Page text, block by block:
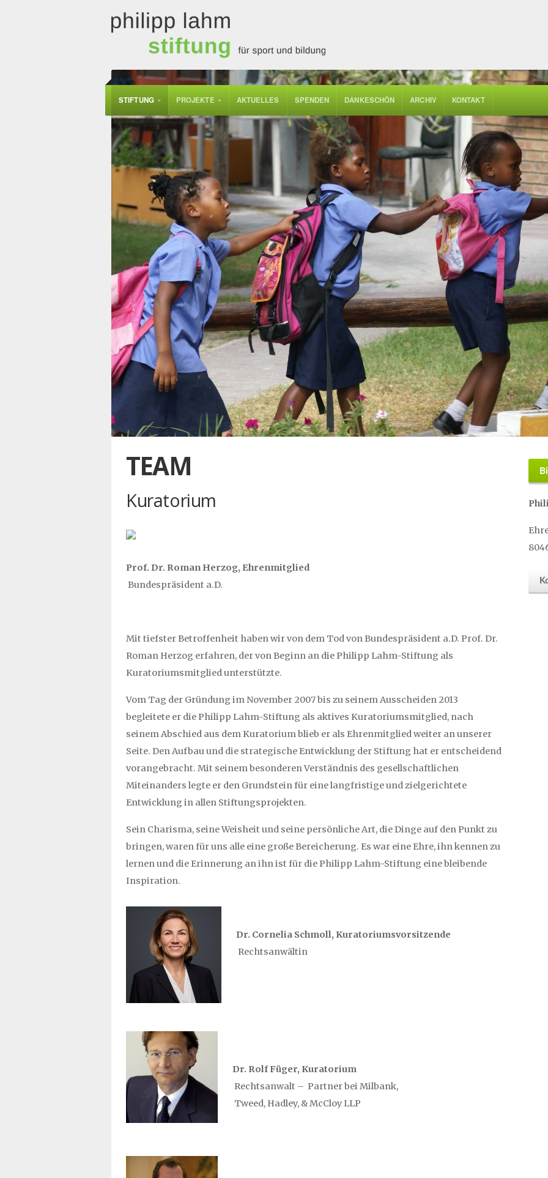
STIFTUNG PROJEKTE AKTUELLES SPENDEN DANKESCHÖN ARCHIV KONTAKT
TEAM
Kuratorium
Prof. Dr. Roman Herzog, Ehrenmitglied
Bundespräsident a.D.
Mit tiefster Betroffenheit haben wir von dem Tod von Bundespräsident a.D. Prof. Dr.
Roman Herzog erfahren, der von Beginn an die Philipp Lahm-Stiftung als
Kuratoriumsmitglied unterstützte.
Vom Tag der Gründung im November 2007 bis zu seinem Ausscheiden 2013
begleitete er die Philipp Lahm-Stiftung als aktives Kuratoriumsmitglied, nach
seinem Abschied aus dem Kuratorium blieb er als Ehrenmitglied weiter an unserer
Seite. Den Aufbau und die strategische Entwicklung der Stiftung hat er entscheidend
vorangebracht. Mit seinem besonderen Verständnis des gesellschaftlichen
Miteinanders legte er den Grundstein für eine langfristige und zielgerichtete
Entwicklung in allen Stiftungsprojekten.
Sein Charisma, seine Weisheit und seine persönliche Art, die Dinge auf den Punkt zu
bringen, waren für uns alle eine große Bereicherung. Es war eine Ehre, ihn kennen zu
lernen und die Erinnerung an ihn ist für die Philipp Lahm-Stiftung eine bleibende
Inspiration.
Dr. Cornelia Schmoll, Kuratoriumsvorsitzende
Rechtsanwältin
Dr. Rolf Füger, Kuratorium
Rechtsanwalt – Partner bei Milbank,
Tweed, Hadley, & McCloy LLP